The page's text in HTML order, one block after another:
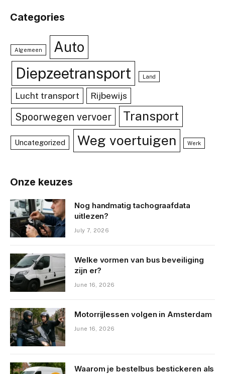
Categories
Algemeen Auto
Diepzeetransport Land
Lucht transport Rijbewijs
Spoorwegen vervoer Transport
Uncategorized Weg voertuigen Werk
Onze keuzes
Nog handmatig tachograafdata
uitlezen?
July 7, 2026
Welke vormen van bus beveiliging
zijn er?
June 16, 2026
Motorrijlessen volgen in Amsterdam
June 16, 2026
Waarom je bestelbus bestickeren als